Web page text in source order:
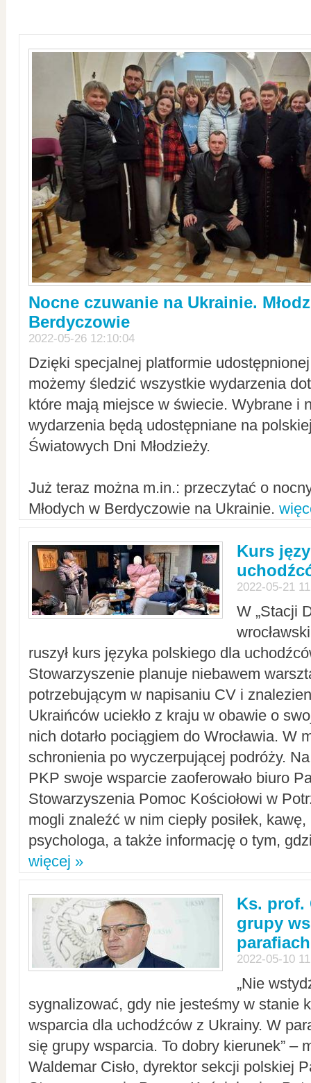
Nocne czuwanie na Ukrainie.
Berdyczowie
2022-05-26 12:10:04
Dzięki specjalnej platformie
możemy śledzić wszystkie wydarzenia
które mają miejsce w świecie. Wybrane i
wydarzenia będą udostępniane na
Światowych Dni Młodzieży.
Już teraz można m.in.: przeczytać o
Młodych w Berdyczowie na Ukrainie.
Kurs
2022-05-21
W „Stacji
ruszył kurs języka polskiego dla
Stowarzyszenie planuje niebawem
potrzebującym w napisaniu CV i
Ukraińców uciekło z kraju w obawie o
nich dotarło pociągiem do Wrocławia. W
schronienia po wyczerpującej podróży.
PKP swoje wsparcie zaoferowało biuro
Stowarzyszenia Pomoc Kościołowi w
mogli znaleźć w nim ciepły posiłek,
psychologa, a także informację o tym,
więcej »
Ks. prof.
grupy
parafiach
2022-05-10
„Nie
sygnalizować, gdy nie jesteśmy w stanie
wsparcia dla uchodźców z Ukrainy. W
się grupy wsparcia. To dobry kierunek” –
Waldemar Cisło, dyrektor sekcji polskiej